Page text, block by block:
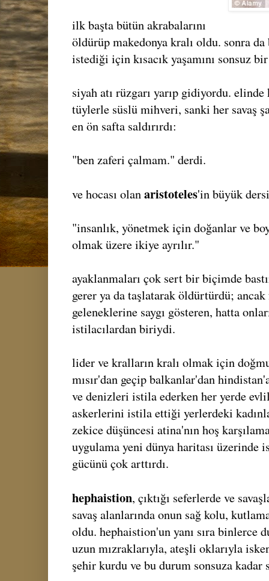
ilk başta bütün akrabalarını
öldürüp makedonya kralı oldu. sonra
istediği için kısacık yaşamını sonsuz
siyah atı rüzgarı yarıp gidiyordu. elinde
tüylerle süslü mihveri, sanki her savaş
en ön safta saldırırdı:
"ben zaferi çalmam." derdi.
ve hocası olanaristoteles'in büyük
"insanlık, yönetmek için doğanlar ve
olmak üzere ikiye ayrılır."
ayaklanmaları çok sert bir biçimde
gerer ya da taşlatarak öldürtürdü;
geleneklerine saygı gösteren, hatta
istilacılardan biriydi.
lider ve kralların kralı olmak için
mısır'dan geçip balkanlar'dan
ve denizleri istila ederken her yerde
askerlerini istila ettiği yerlerdeki
zekice düşüncesi atina'nın hoş
uygulama yeni dünya haritası üzerinde
gücünü çok arttırdı.
hephaistion, çıktığı seferlerde ve
savaş alanlarında onun sağ kolu,
oldu. hephaistion'un yanı sıra binlerce
uzun mızraklarıyla, ateşli oklarıyla
şehir kurdu ve bu durum sonsuza